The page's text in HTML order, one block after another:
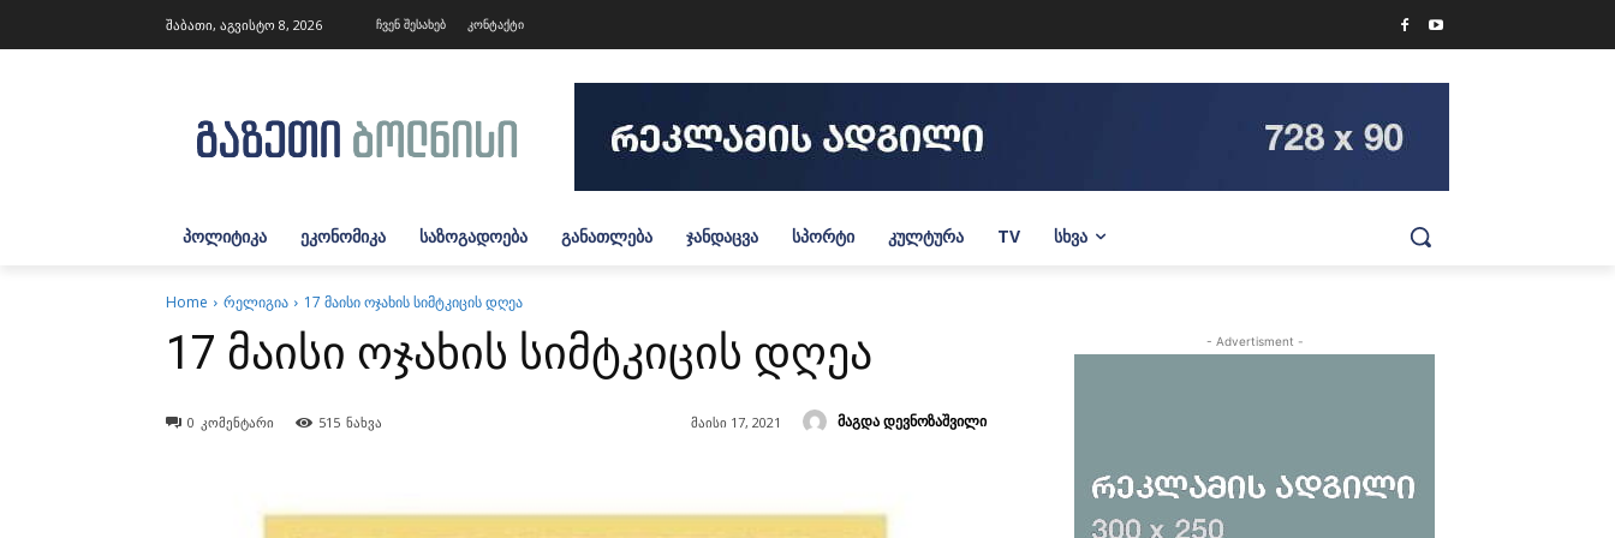
შაბათი, აგვისტო 8, 2026 ჩვენ შესახებ კონტაქტი
ᲞᲝᲚᲘᲢᲘᲙᲐ ᲔᲙᲝᲜᲝᲛᲘᲙᲐ ᲡᲐᲖᲝᲒᲐᲓᲝᲔᲑᲐ ᲒᲐᲜᲐᲗᲚᲔᲑᲐ ᲯᲐᲜᲓᲐᲪᲕᲐ ᲡᲞᲝᲠᲢᲘ ᲙᲣᲚᲢᲣᲠᲐ TV ᲡᲮᲕᲐ
Home რელიგია 17 მაისი ოჯახის სიმტკიცის დღეა
17 მაისი ოჯახის სიმტკიცის დღეა
მაგდა დევნოზაშვილი
მაისი 17, 2021
0 კომენტარი 515 ნახვა
- Advertisment -